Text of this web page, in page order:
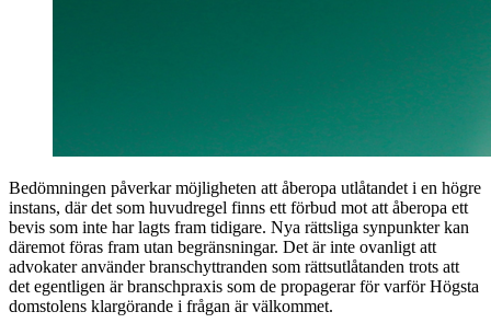
Bedömningen påverkar möjligheten att åberopa utlåtandet i en högre
instans, där det som huvudregel finns ett förbud mot att åberopa ett
bevis som inte har lagts fram tidigare. Nya rättsliga synpunkter kan
däremot föras fram utan begränsningar. Det är inte ovanligt att
advokater använder branschyttranden som rättsutlåtanden trots att
det egentligen är branschpraxis som de propagerar för varför Högsta
domstolens klargörande i frågan är välkommet.